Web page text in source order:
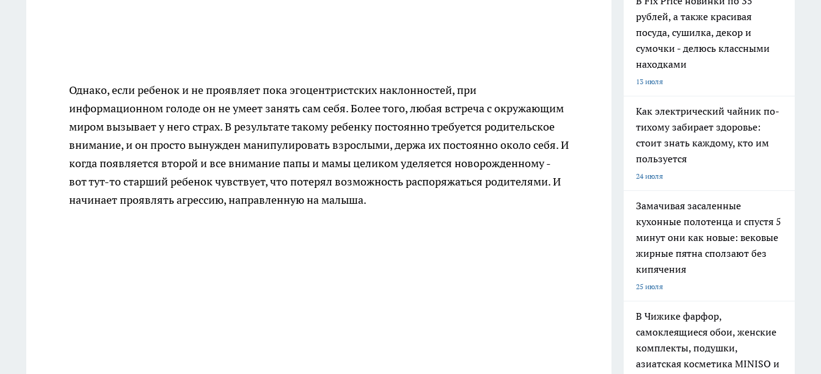
Однако, если ребенок и не проявляет пока эгоцентристских наклонностей, при
информационном голоде он не умеет занять самсебя. Более того, любая встреча с окружающим
миром вызывает у него страх. В результате такомуребенку постоянно требуется родительское
внимание, и он просто вынужден манипулироватьвзрослыми, держа их постоянно около себя. И
когдапоявляется второй и все внимание папы и мамыцеликом уделяется новорожденному -
вот тут-тостарший ребенок чувствует, что потерял возможность распоряжаться родителями. И
начинает проявлять агрессию, направленную намалыша.
рублей, а также красивая
посуда, сушилка, декор и
сумочки - делюсь классными
находками
13 июля
Как электрический чайник по-
тихому забирает здоровье:
стоит знать каждому, кто им
пользуется
24 июля
Замачивая засаленные
кухонные полотенца и спустя 5
минут они как новые: вековые
жирные пятна сползают без
кипячения
25 июля
В Чижике фарфор,
самоклеящиеся обои, женские
комплекты, подушки,
азиатская косметика MINISO и